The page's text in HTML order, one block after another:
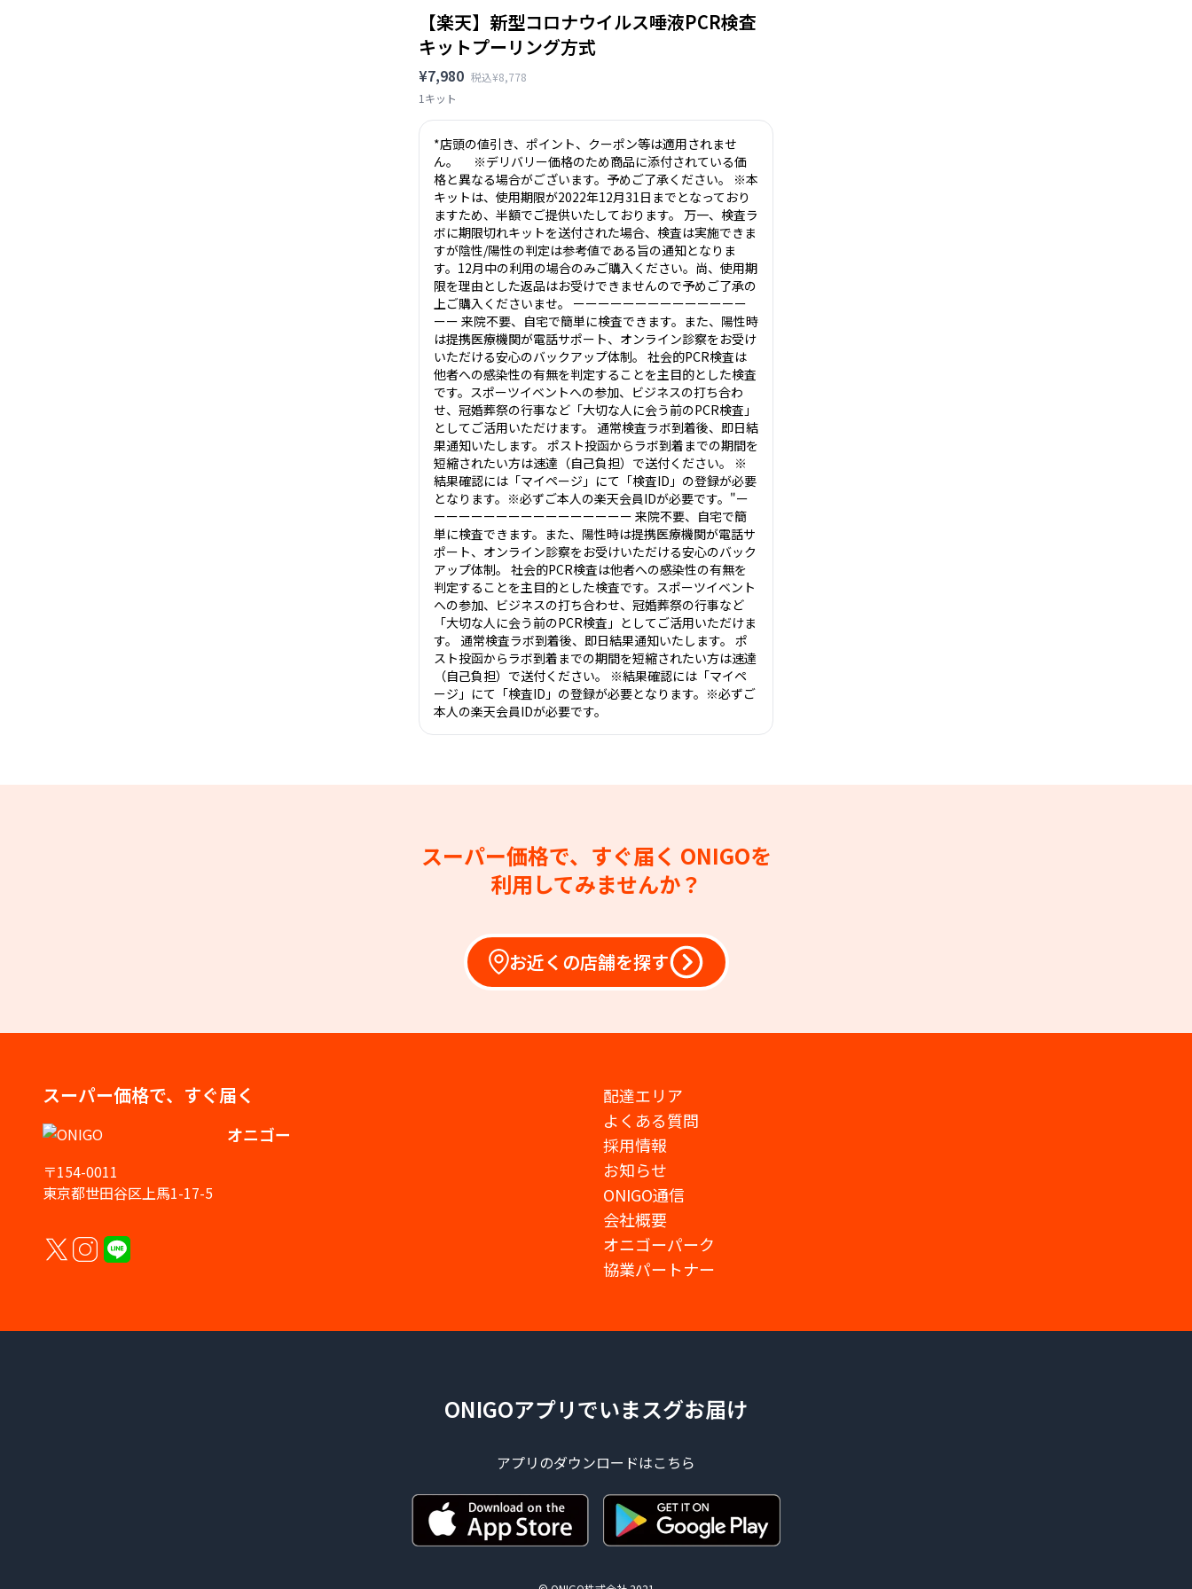
【楽天】新型コロナウイルス唾液PCR検査
キットプーリング方式
¥7,980 税込¥8,778
1キット
*店頭の値引き、ポイント、クーポン等は適用されませ
ん。 ※デリバリー価格のため商品に添付されている価
格と異なる場合がございます。予めご了承ください。 ※本
キットは、使用期限が2022年12月31日までとなっており
ますため、半額でご提供いたしております。 万一、検査ラ
ボに期限切れキットを送付された場合、検査は実施できま
すが陰性/陽性の判定は参考値である旨の通知となりま
す。12月中の利用の場合のみご購入ください。尚、使用期
限を理由とした返品はお受けできませんので予めご了承の
上ご購入くださいませ。 ーーーーーーーーーーーーーー
ーー 来院不要、自宅で簡単に検査できます。また、陽性時
は提携医療機関が電話サポート、オンライン診察をお受け
いただける安心のバックアップ体制。 社会的PCR検査は
他者への感染性の有無を判定することを主目的とした検査
です。スポーツイベントへの参加、ビジネスの打ち合わ
せ、冠婚葬祭の行事など「大切な人に会う前のPCR検査」
としてご活用いただけます。 通常検査ラボ到着後、即日結
果通知いたします。 ポスト投函からラボ到着までの期間を
短縮されたい方は速達（自己負担）で送付ください。 ※
結果確認には「マイページ」にて「検査ID」の登録が必要
となります。※必ずご本人の楽天会員IDが必要です。"ー
ーーーーーーーーーーーーーーーー 来院不要、自宅で簡
単に検査できます。また、陽性時は提携医療機関が電話サ
ポート、オンライン診察をお受けいただける安心のバック
アップ体制。 社会的PCR検査は他者への感染性の有無を
判定することを主目的とした検査です。スポーツイベント
への参加、ビジネスの打ち合わせ、冠婚葬祭の行事など
「大切な人に会う前のPCR検査」としてご活用いただけま
す。 通常検査ラボ到着後、即日結果通知いたします。 ポ
スト投函からラボ到着までの期間を短縮されたい方は速達
（自己負担）で送付ください。 ※結果確認には「マイペ
ージ」にて「検査ID」の登録が必要となります。※必ずご
本人の楽天会員IDが必要です。
スーパー価格で、すぐ届く ONIGOを
利用してみませんか？
お近くの店舗を探す
スーパー価格で、すぐ届く
オニゴー
〒154-0011
東京都世田谷区上馬1-17-5
配達エリア
よくある質問
採用情報
お知らせ
ONIGO通信
会社概要
オニゴーパーク
協業パートナー
ONIGOアプリでいまスグお届け
アプリのダウンロードはこちら